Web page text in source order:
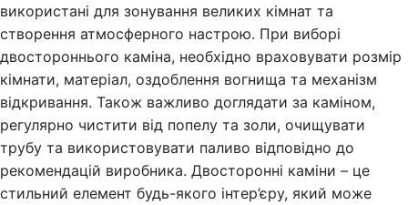
використані для зонування великих кімнат та
створення атмосферного настрою. При виборі
двостороннього каміна, необхідно враховувати розмір
кімнати, матеріал, оздоблення вогнища та механізм
відкривання. Також важливо доглядати за каміном,
регулярно чистити від попелу та золи, очищувати
трубу та використовувати паливо відповідно до
рекомендацій виробника. Двосторонні каміни – це
стильний елемент будь-якого інтер’єру, який може